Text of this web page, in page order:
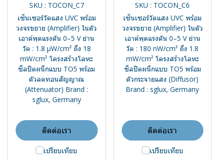
SKU : TOCON_C7
เซ็นเซอร์วัดแสง UVC พร้อม
วงจรขยาย (Amplifier) ในตัว
เอาต์พุตแรงดัน 0–5 V ย่าน
วัด : 1.8 µW/cm² ถึง 18
mW/cm² โครงสร้างโลหะ
ซีลปิดผนึกแบบ TO5 พร้อม
ตัวลดทอนสัญญาณ
(Attenuator) Brand :
sglux, Germany
ติดต่อเรา
เปรียบเทียบ
SKU : TOCON_C6
เซ็นเซอร์วัดแสง UVC พร้อม
วงจรขยาย (Amplifier) ในตัว
เอาต์พุตแรงดัน 0–5 V ย่าน
วัด : 180 nW/cm² ถึง 1.8
mW/cm² โครงสร้างโลหะ
ซีลปิดผนึกแบบ TO5 พร้อม
ตัวกระจายแสง (Diffusor)
Brand : sglux, Germany
ติดต่อเรา
เปรียบเทียบ